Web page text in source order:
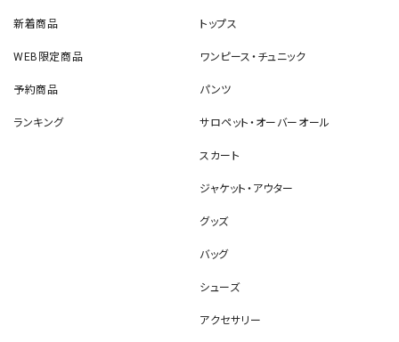
新着商品
WEB限定商品
予約商品
ランキング
トップス
ワンピース・チュニック
パンツ
サロペット・オーバーオール
スカート
ジャケット・アウター
グッズ
バッグ
シューズ
アクセサリー